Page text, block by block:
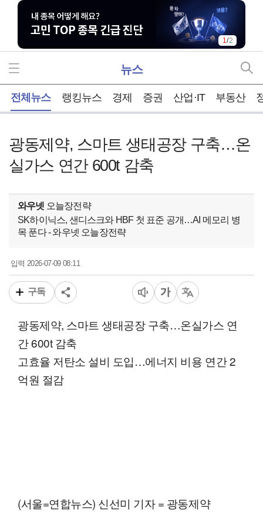
1/2
뉴스
전체뉴스 랭킹뉴스 경제 증권 산업·IT 부동산
광동제약, 스마트 생태공장 구축…온
실가스 연간 600t 감축
와우넷 오늘장전략
SK하이닉스, 샌디스크와 HBF 첫 표준 공개…AI 메모리 병
목 푼다 - 와우넷 오늘장전략
입력 2026-07-09 08:11
구독
광동제약, 스마트 생태공장 구축…온실가스 연
간 600t 감축
고효율 저탄소 설비 도입…에너지 비용 연간 2
억원 절감
(서울=연합뉴스) 신선미 기자 = 광동제약